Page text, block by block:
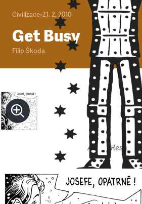
Civilizace•21. 2. 2010
Get Busy
Filip Škoda
Autor: Respekt